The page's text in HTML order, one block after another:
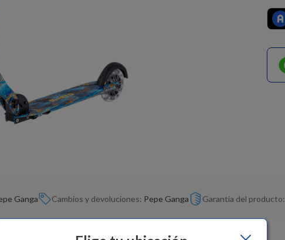
Ganga Cambios y devoluciones: Pepe Ganga Garantía del producto: